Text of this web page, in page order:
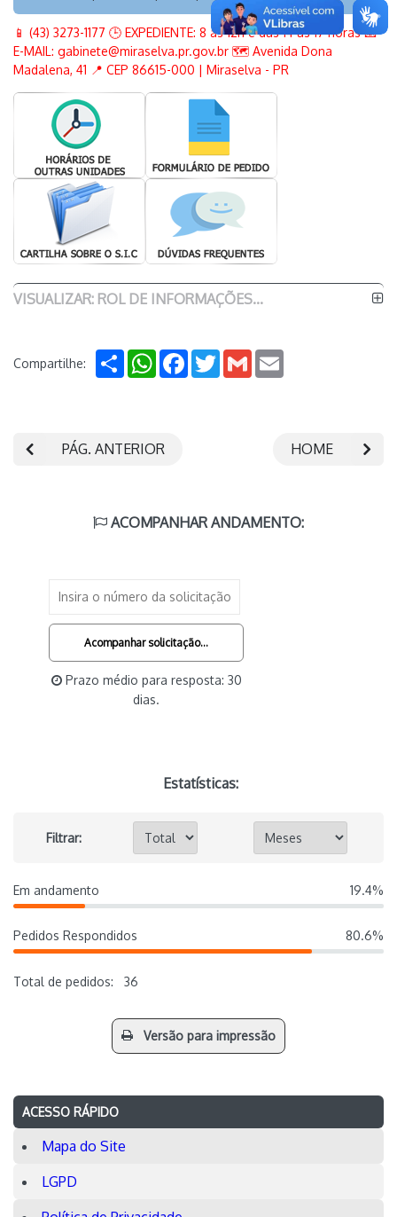
📱 (43) 3273-1177 🕒 EXPEDIENTE: 8 as 12h e das 14 as 17 horas 📧
E-MAIL: gabinete@miraselva.pr.gov.br 🗺️ Avenida Dona
Madalena, 41 📍 CEP 86615-000 | Miraselva - PR
VISUALIZAR: ROL DE INFORMAÇÕES...
Compartilhe: Share WhatsAppFacebookTwitterGmail
PÁG. ANTERIOR HOME
ACOMPANHAR ANDAMENTO:
Acompanhar solicitação...
Prazo médio para resposta: 30
dias.
Estatísticas:
Filtrar:
Em andamento 19.4%
Pedidos Respondidos 80.6%
Total de pedidos: 36
Versão para impressão
ACESSO RÁPIDO
Mapa do Site
LGPD